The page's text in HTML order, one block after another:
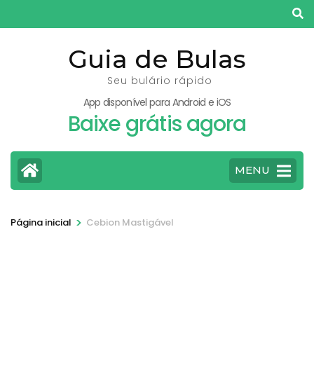
para
Guia de Bulas
Seu bulário rápido
App disponível para Android e iOS
Baixe grátis agora
MENU
Página inicial > Cebion Mastigável